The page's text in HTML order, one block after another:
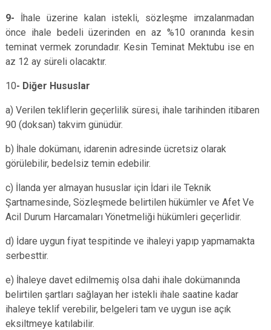
9- İhale üzerine kalan istekli, sözleşme imzalanmadan
önce ihale bedeli üzerinden en az %10 oranında kesin
teminat vermek zorundadır. Kesin Teminat Mektubu ise en
az 12 ay süreli olacaktır.
10- Diğer Hususlar
a) Verilen tekliflerin geçerlilik süresi, ihale tarihinden itibaren
90 (doksan) takvim günüdür.
b) İhale dokümanı, idarenin adresinde ücretsiz olarak
görülebilir, bedelsiz temin edebilir.
c) İlanda yer almayan hususlar için İdari ile Teknik
Şartnamesinde, Sözleşmede belirtilen hükümler ve Afet Ve
Acil Durum Harcamaları Yönetmeliği hükümleri geçerlidir.
d) İdare uygun fiyat tespitinde ve ihaleyi yapıp yapmamakta
serbesttir.
e) İhaleye davet edilmemiş olsa dahi ihale dokümanında
belirtilen şartları sağlayan her istekli ihale saatine kadar
ihaleye teklif verebilir, belgeleri tam ve uygun ise açık
eksiltmeye katılabilir.